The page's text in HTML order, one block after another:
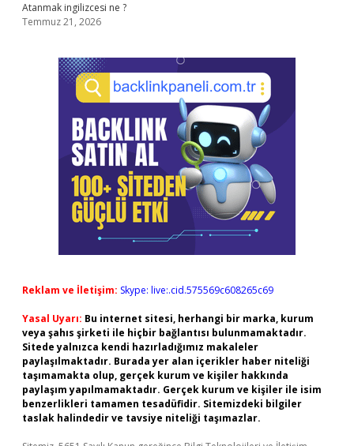
Atanmak ingilizcesi ne ?
Temmuz 21, 2026
Reklam ve İletişim: Skype: live:.cid.575569c608265c69
Yasal Uyarı: Bu internet sitesi, herhangi bir marka, kurum
veya şahıs şirketi ile hiçbir bağlantısı bulunmamaktadır.
Sitede yalnızca kendi hazırladığımız makaleler
paylaşılmaktadır. Burada yer alan içerikler haber niteliği
taşımamakta olup, gerçek kurum ve kişiler hakkında
paylaşım yapılmamaktadır. Gerçek kurum ve kişiler ile isim
benzerlikleri tamamen tesadüfidir. Sitemizdeki bilgiler
taslak halindedir ve tavsiye niteliği taşımazlar.